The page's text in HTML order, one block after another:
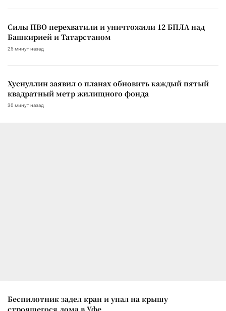
Силы ПВО перехватили и уничтожили 12 БПЛА над
Башкирией и Татарстаном
25 минут назад
Хуснуллин заявил о планах обновить каждый пятый
квадратный метр жилищного фонда
30 минут назад
Беспилотник задел кран и упал на крышу
строящегося дома в Уфе